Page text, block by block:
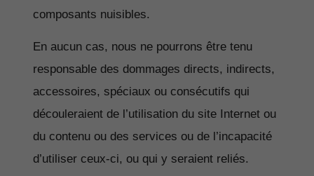
composants nuisibles.
En aucun cas, nous ne pourrons être tenu
responsable des dommages directs, indirects,
accessoires, spéciaux ou consécutifs qui
découleraient de l’utilisation du site Internet ou
du contenu ou des services ou de l’incapacité
d’utiliser ceux-ci, ou qui y seraient reliés.